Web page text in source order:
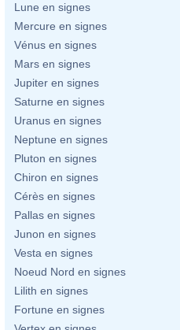
Lune en signes
Mercure en signes
Vénus en signes
Mars en signes
Jupiter en signes
Saturne en signes
Uranus en signes
Neptune en signes
Pluton en signes
Chiron en signes
Cérès en signes
Pallas en signes
Junon en signes
Vesta en signes
Noeud Nord en signes
Lilith en signes
Fortune en signes